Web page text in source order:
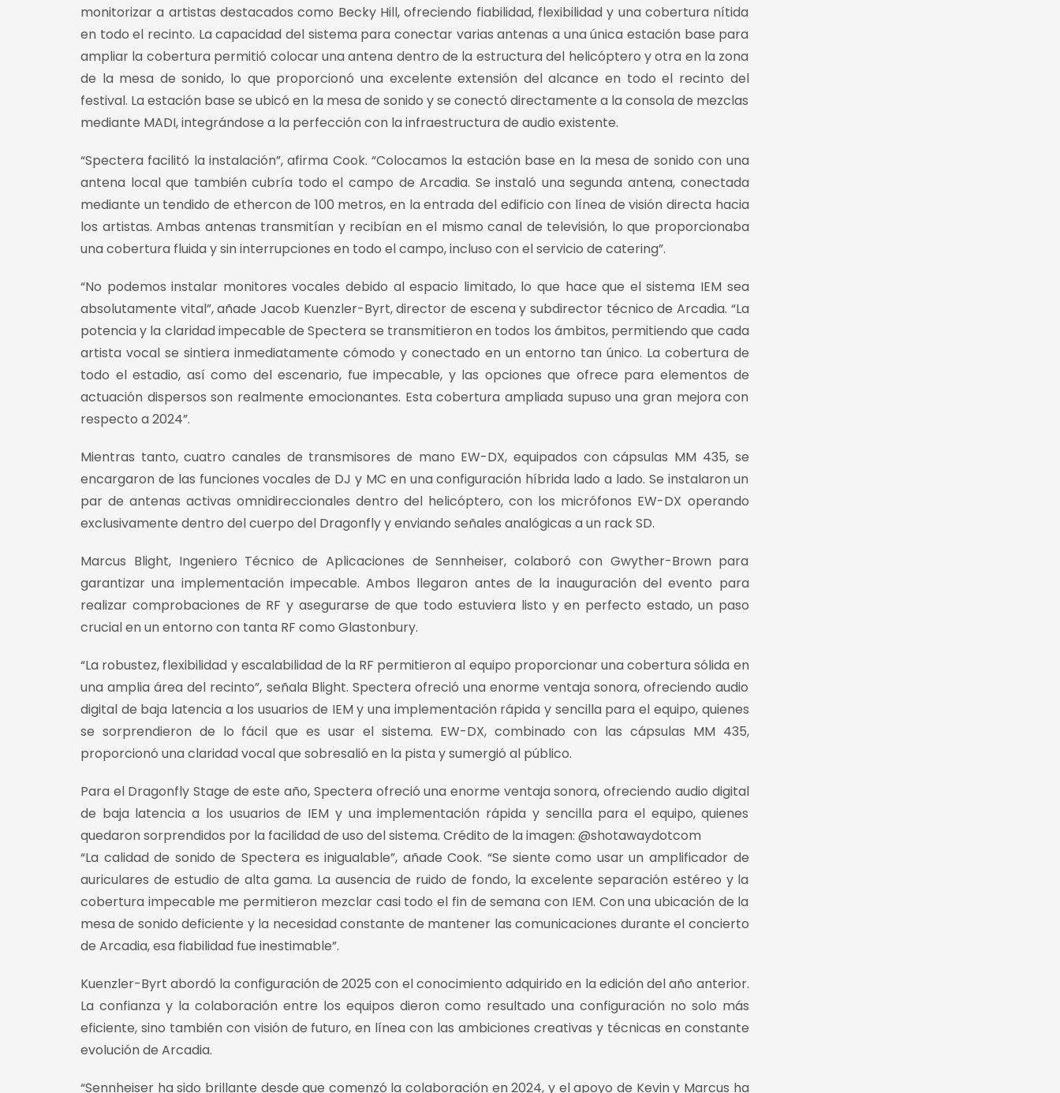
monitorizar a artistas destacados como Becky Hill, ofreciendo fiabilidad, flexibilidad y una cobertura nítida
en todo el recinto. La capacidad del sistema para conectar varias antenas a una única estación base para
ampliar la cobertura permitió colocar una antena dentro de la estructura del helicóptero y otra en la zona
de la mesa de sonido, lo que proporcionó una excelente extensión del alcance en todo el recinto del
festival. La estación base se ubicó en la mesa de sonido y se conectó directamente a la consola de mezclas
mediante MADI, integrándose a la perfección con la infraestructura de audio existente.
“Spectera facilitó la instalación”, afirma Cook. “Colocamos la estación base en la mesa de sonido con una
antena local que también cubría todo el campo de Arcadia. Se instaló una segunda antena, conectada
mediante un tendido de ethercon de 100 metros, en la entrada del edificio con línea de visión directa hacia
los artistas. Ambas antenas transmitían y recibían en el mismo canal de televisión, lo que proporcionaba
una cobertura fluida y sin interrupciones en todo el campo, incluso con el servicio de catering”.
“No podemos instalar monitores vocales debido al espacio limitado, lo que hace que el sistema IEM sea
absolutamente vital”, añade Jacob Kuenzler-Byrt, director de escena y subdirector técnico de Arcadia. “La
potencia y la claridad impecable de Spectera se transmitieron en todos los ámbitos, permitiendo que cada
artista vocal se sintiera inmediatamente cómodo y conectado en un entorno tan único. La cobertura de
todo el estadio, así como del escenario, fue impecable, y las opciones que ofrece para elementos de
actuación dispersos son realmente emocionantes. Esta cobertura ampliada supuso una gran mejora con
respecto a 2024”.
Mientras tanto, cuatro canales de transmisores de mano EW-DX, equipados con cápsulas MM 435, se
encargaron de las funciones vocales de DJ y MC en una configuración híbrida lado a lado. Se instalaron un
par de antenas activas omnidireccionales dentro del helicóptero, con los micrófonos EW-DX operando
exclusivamente dentro del cuerpo del Dragonfly y enviando señales analógicas a un rack SD.
Marcus Blight, Ingeniero Técnico de Aplicaciones de Sennheiser, colaboró con Gwyther-Brown para
garantizar una implementación impecable. Ambos llegaron antes de la inauguración del evento para
realizar comprobaciones de RF y asegurarse de que todo estuviera listo y en perfecto estado, un paso
crucial en un entorno con tanta RF como Glastonbury.
“La robustez, flexibilidad y escalabilidad de la RF permitieron al equipo proporcionar una cobertura sólida en
una amplia área del recinto”, señala Blight. Spectera ofreció una enorme ventaja sonora, ofreciendo audio
digital de baja latencia a los usuarios de IEM y una implementación rápida y sencilla para el equipo, quienes
se sorprendieron de lo fácil que es usar el sistema. EW-DX, combinado con las cápsulas MM 435,
proporcionó una claridad vocal que sobresalió en la pista y sumergió al público.
Para el Dragonfly Stage de este año, Spectera ofreció una enorme ventaja sonora, ofreciendo audio digital
de baja latencia a los usuarios de IEM y una implementación rápida y sencilla para el equipo, quienes
quedaron sorprendidos por la facilidad de uso del sistema. Crédito de la imagen: @shotawaydotcom
“La calidad de sonido de Spectera es inigualable”, añade Cook. “Se siente como usar un amplificador de
auriculares de estudio de alta gama. La ausencia de ruido de fondo, la excelente separación estéreo y la
cobertura impecable me permitieron mezclar casi todo el fin de semana con IEM. Con una ubicación de la
mesa de sonido deficiente y la necesidad constante de mantener las comunicaciones durante el concierto
de Arcadia, esa fiabilidad fue inestimable”.
Kuenzler-Byrt abordó la configuración de 2025 con el conocimiento adquirido en la edición del año anterior.
La confianza y la colaboración entre los equipos dieron como resultado una configuración no solo más
eficiente, sino también con visión de futuro, en línea con las ambiciones creativas y técnicas en constante
evolución de Arcadia.
“Sennheiser ha sido brillante desde que comenzó la colaboración en 2024, y el apoyo de Kevin y Marcus ha